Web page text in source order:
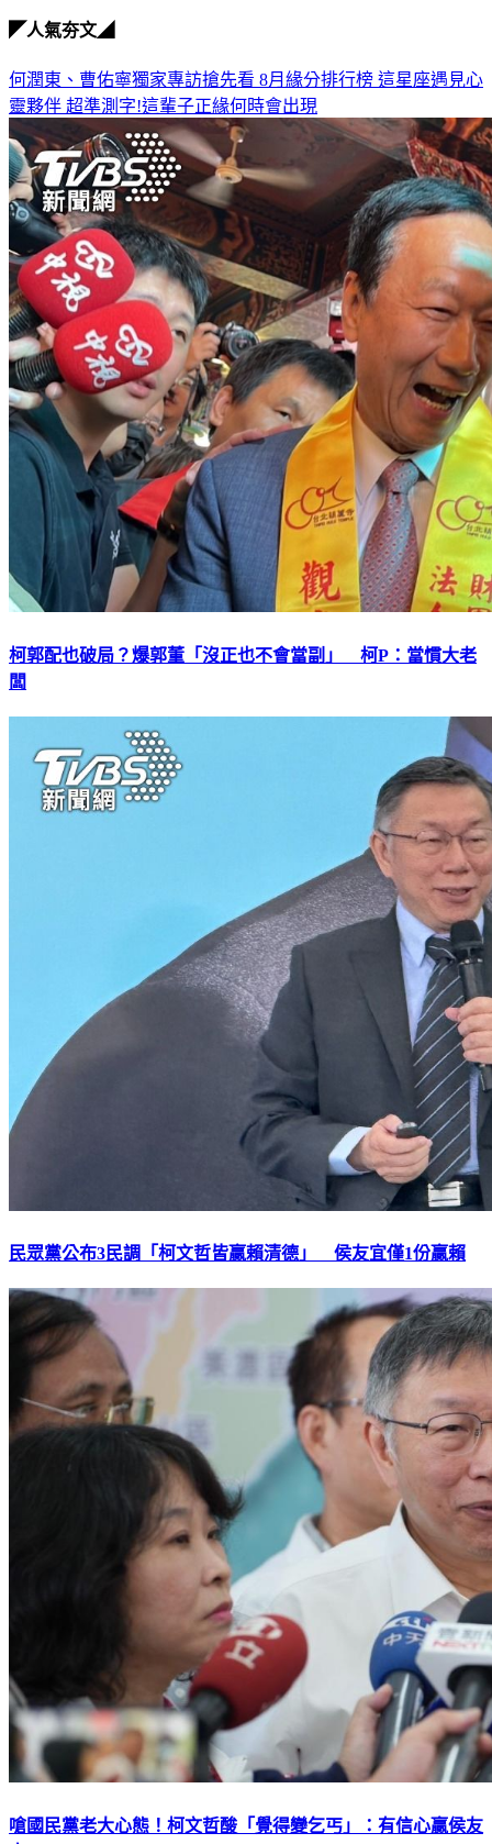
◤人氣夯文◢
何潤東、曹佑寧獨家專訪搶先看 8月緣分排行榜 這星座遇見心
靈夥伴 超準測字!這輩子正緣何時會出現
柯郭配也破局？爆郭董「沒正也不會當副」 柯P：當慣大老
闆
民眾黨公布3民調「柯文哲皆贏賴清德」 侯友宜僅1份贏賴
嗆國民黨老大心態！柯文哲酸「覺得變乞丐」：有信心贏侯友